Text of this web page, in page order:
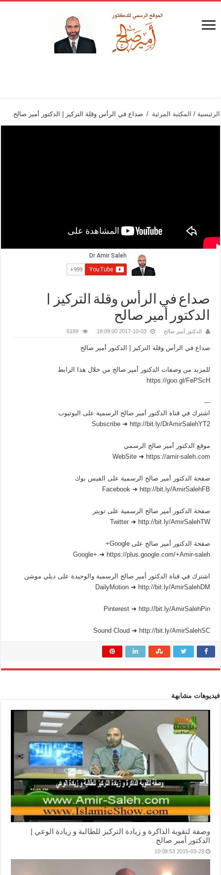
الرئيسية / المكتبة المرئية / صداع في الرأس وقلة التركيز | الدكتور أمير صالح
صداع في الرأس وقلة التركيز |
الدكتور أمير صالح
الدكتور أمير صالح 2017-10-03 18:09:00
6189
صداع في الرأس وقلة التركيز | الدكتور أمير صالح
للمزيد من وصفات الدكتور أمير صالح من خلال هذا الرابط
https://goo.gl/FePScH
---
اشترك في قناة الدكتور أمير صالح الرسمية على اليوتيوب
Subscribe ➜ http://bit.ly/DrAmirSalehYT2
موقع الدكتور أمير صالح الرسمي
WebSite ➜ https://amir-saleh.com
صفحة الدكتور أمير صالح الرسمية على الفيس بوك
Facebook ➜ http://bit.ly/AmirSalehFB
صفحة الدكتور أمير صالح الرسمية على تويتر
Twitter ➜ http://bit.ly/AmirSalehTW
صفحة الدكتور أمير صالح على Google+
Google+ ➜ https://plus.google.com/+Amir-saleh
اشترك في قناة الدكتور أمير صالح الرسمية والوحيدة على ديلي موشن
DailyMotion ➜ http://bit.ly/AmirSalehDM
Pinterest ➜ http://bit.ly/AmirSalehPin
Sound Cloud ➜ http://bit.ly/AmirSalehSC
فيديوهات مشابهة
وصفة لتقوية الذاكرة و زيادة التركيز للطالبة و زيادة الوعي |
الدكتور أمير صالح
2015-03-29 10:08:53